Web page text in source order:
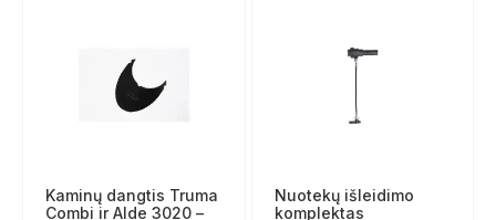
Kaminų dangtis Truma
Combi ir Alde 3020 –
Nuotekų išleidimo
komplektas